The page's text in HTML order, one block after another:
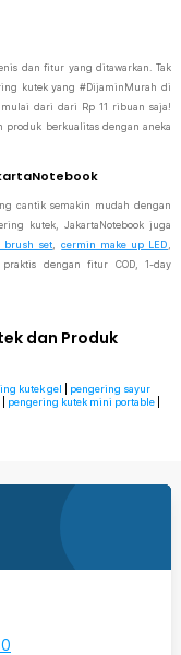
dan fitur yang ditawarkan. Tak
kutek yang #DijaminMurah di
dari dari Rp 11 ribuan saja!
produk berkualitas dengan aneka
cantik semakin mudah dengan
kutek, JakartaNotebook juga
brush set ,cermin make up LED
dengan fitur COD, 1-day
dan Produk
kutek gel
pengering sayur
pengering kutek mini portable